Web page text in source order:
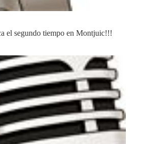
el segundo tiempo en Montjuic!!!